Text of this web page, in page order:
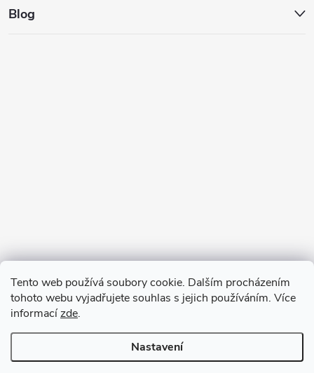
Tento web používá soubory cookie. Dalším procházením
tohoto webu vyjadřujete souhlas s jejich používáním. Více
informacízde.
Nastavení
Blog
Copyright 2026VV DESIGN. Všechna práva vyhrazena.Upravit